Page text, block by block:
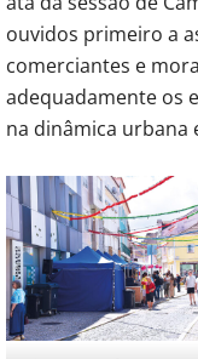
ouvidos primeiro a
comerciantes e
adequadamente os
na dinâmica urbana